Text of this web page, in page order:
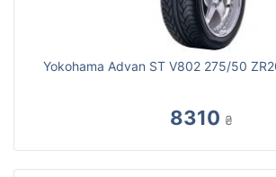
Yokohama Advan ST V802 275/50
8310 ₴